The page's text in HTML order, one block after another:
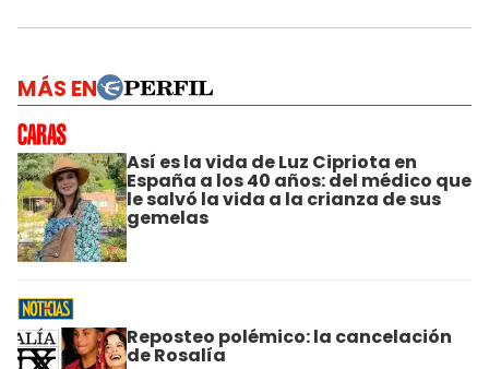
MÁS EN
Así es la vida de Luz Cipriota en
España a los 40 años: del médico que
le salvó la vida a la crianza de sus
gemelas
Reposteo polémico: la cancelación
de Rosalía